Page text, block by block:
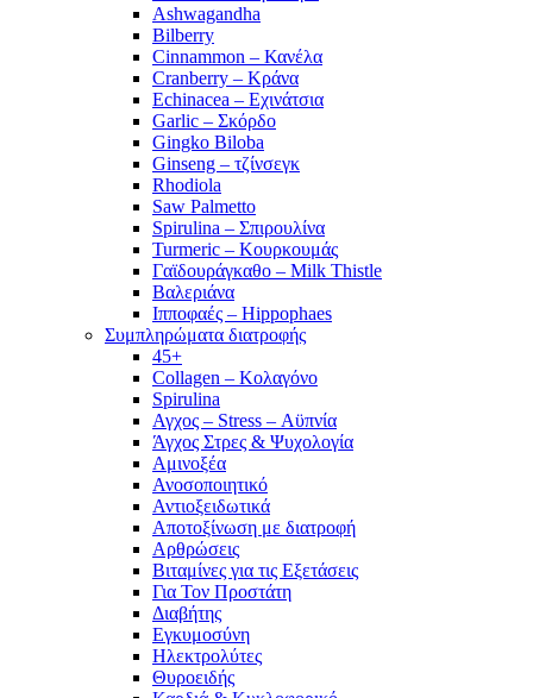
Ashwagandha
Bilberry
Cinnammon – Κανέλα
Cranberry – Κράνα
Echinacea – Εχινάτσια
Garlic – Σκόρδο
Gingko Biloba
Ginseng – τζίνσεγκ
Rhodiola
Saw Palmetto
Spirulina – Σπιρουλίνα
Turmeric – Κουρκουμάς
Γαϊδουράγκαθο – Milk Thistle
Βαλεριάνα
Ιπποφαές – Hippophaes
Συμπληρώματα διατροφής
45+
Collagen – Κολαγόνο
Spirulina
Αγχος – Stress – Αϋπνία
Άγχος Στρες & Ψυχολογία
Αμινοξέα
Ανοσοποιητικό
Αντιοξειδωτικά
Αποτοξίνωση με διατροφή
Αρθρώσεις
Βιταμίνες για τις Εξετάσεις
Για Τον Προστάτη
Διαβήτης
Εγκυμοσύνη
Ηλεκτρολύτες
Θυροειδής